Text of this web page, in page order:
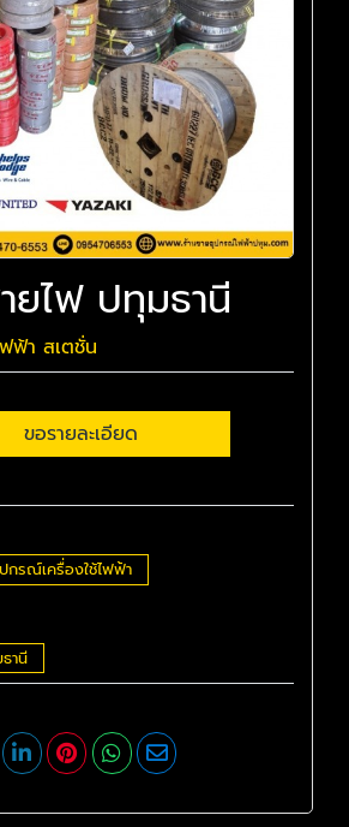
ยไฟ ปทุมธานี
ฟ้า สเตชั่น
ขอรายละเอียด
กรณ์เครื่องใช้ไฟฟ้า
านี